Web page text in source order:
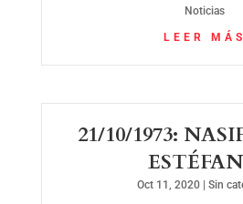
Noticias
LEER MÁS
21/10/1973:
Oct 11, 2020 |Sin